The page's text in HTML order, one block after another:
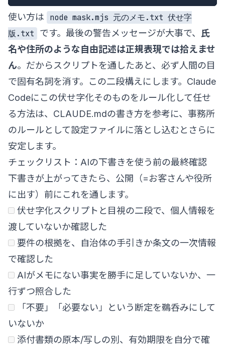
使い方は
node mask.mjs 元のメモ.txt 伏せ字
版.txt
です。最後の警告メッセージが大事で、 氏
名や住所のような自由記述は正規表現では拾えませ
ん。だからスクリプトを通したあと、必ず人間の目
で固有名詞を消す。この二段構えにします。Claude
Codeにこの伏せ字化そのものをルール化して任せ
る方法は、 CLAUDE.mdの書き方を参考に、事務所
のルールとして設定ファイルに落とし込むとさらに
安定します。
チェックリスト：AIの下書きを使う前の最終確認
下書きが上がってきたら、公開（=お客さんや役所
に出す）前にこれを通します。
伏せ字化スクリプトと目視の二段で、個人情報を
渡していないか確認した
要件の根拠を、自治体の手引きか条文の一次情報
で確認した
AIがメモにない事実を勝手に足していないか、一
行ずつ照合した
「不要」「必要ない」という断定を鵜呑みにして
いないか
添付書類の原本/写しの別、有効期限を自分で確